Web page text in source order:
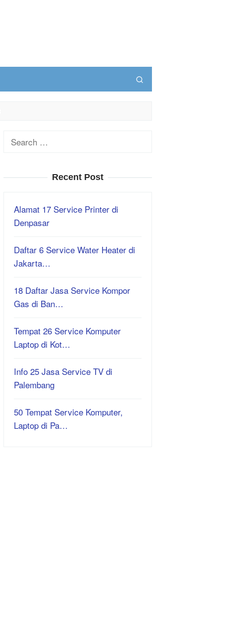
Search
Recent Post
Alamat 17 Service Printer di
Denpasar
Daftar 6 Service Water Heater di
Jakarta…
18 Daftar Jasa Service Kompor
Gas di Ban…
Tempat 26 Service Komputer
Laptop di Kot…
Info 25 Jasa Service TV di
Palembang
50 Tempat Service Komputer,
Laptop di Pa…